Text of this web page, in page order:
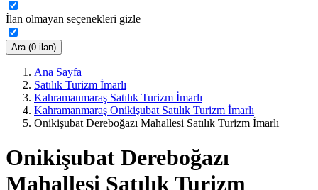
İlan olmayan seçenekleri gizle
Ara (0 ilan)
Ana Sayfa
Satılık Turizm İmarlı
Kahramanmaraş Satılık Turizm İmarlı
Kahramanmaraş Onikişubat Satılık Turizm İmarlı
Onikişubat Dereboğazı Mahallesi Satılık Turizm İmarlı
Onikişubat Dereboğazı
Mahallesi Satılık Turizm